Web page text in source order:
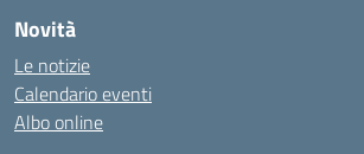
Novità
Le notizie
Calendario eventi
Albo online